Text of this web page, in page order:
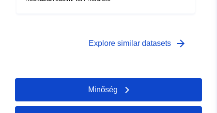
Explore similar datasets arrow_forward
Minőség